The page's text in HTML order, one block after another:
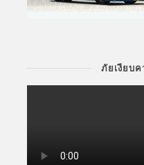
ภัยเงียบ